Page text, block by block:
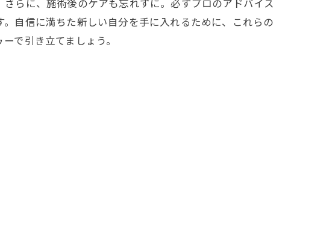
らに、施術後のケアも忘れずに。必ずプロのアドバイス
自信に満ちた新しい自分を手に入れるために、これらの
で引き立てましょう。